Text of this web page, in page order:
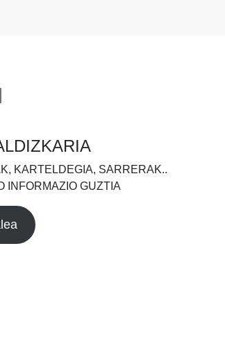
KARTELDEGIA, SARRERAK..
INFORMAZIO GUZTIA